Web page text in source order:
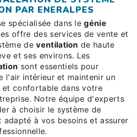
PAR ENERALPES
spécialisée dans legénie
offre des services de vente et
deventilation de haute
et ses environs. Les
sont essentiels pour
l'air intérieur et maintenir un
et confortable dans votre
Notre équipe d'experts
à choisir le système de
adapté à vos besoins et assurer